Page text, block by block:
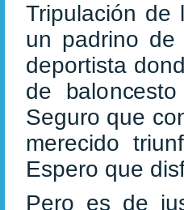
Tripulación de
un padrino de
deportista
de
Seguro que
merecido
Espero que
Pero es de